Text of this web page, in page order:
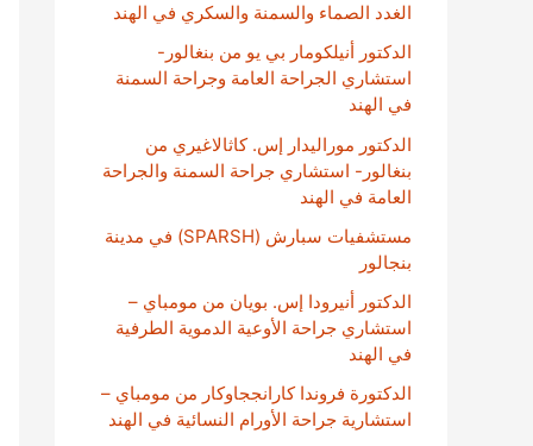
الغدد الصماء والسمنة والسكري في الهند
الدكتور أنيلكومار بي يو من بنغالور-
استشاري الجراحة العامة وجراحة السمنة
في الهند
الدكتور موراليدار إس. كاثالاغيري من
بنغالور- استشاري جراحة السمنة والجراحة
العامة في الهند
مستشفيات سبارش (SPARSH) في مدينة
بنجالور
الدكتور أنيرودا إس. بويان من مومباي –
استشاري جراحة الأوعية الدموية الطرفية
في الهند
الدكتورة فروندا كارانججاوكار من مومباي –
استشارية جراحة الأورام النسائية في الهند